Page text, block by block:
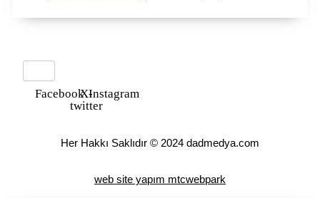
FacebookX-
twitter
Instagram
Her Hakkı Saklıdır © 2024 dadmedya.com
web site yapım mtcwebpark